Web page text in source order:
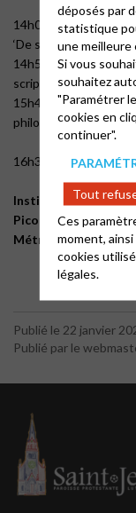
14h00 : Andrea
‘De servo arbitrio’
14h50 : Arthur
scripturaire dans le
15h40 : Philippe
philosophique (1780-
16h30 : Fin
Institut protestant
Picon – 83,
Métro Saint-
Publié le 22 janvier
Publié par le
déposés par
statistique
une meilleure
Si vous
souhaitez
"Paramétrer
cookies en
continuer".
Tout
Ces
moment,
cookies
légales.